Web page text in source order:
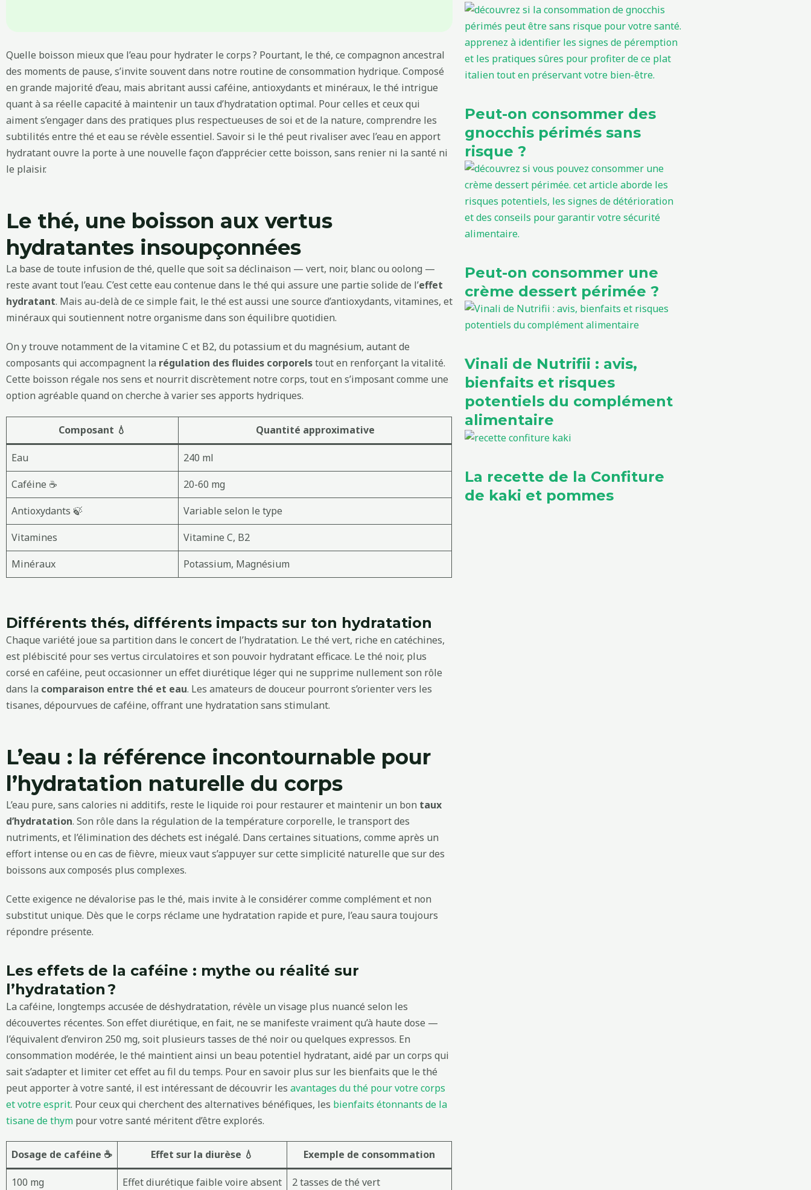
Quelle boisson mieux que l’eau pour hydrater le corps ? Pourtant, le thé, ce compagnon ancestral
des moments de pause, s’invite souvent dans notre routine de consommation hydrique. Composé
en grande majorité d’eau, mais abritant aussi caféine, antioxydants et minéraux, le thé intrigue
quant à sa réelle capacité à maintenir un taux d’hydratation optimal. Pour celles et ceux qui
aiment s’engager dans des pratiques plus respectueuses de soi et de la nature, comprendre les
subtilités entre thé et eau se révèle essentiel. Savoir si le thé peut rivaliser avec l’eau en apport
hydratant ouvre la porte à une nouvelle façon d’apprécier cette boisson, sans renier ni la santé ni
le plaisir.
Le thé, une boisson aux vertus
hydratantes insoupçonnées
La base de toute infusion de thé, quelle que soit sa déclinaison — vert, noir, blanc ou oolong —
reste avant tout l’eau. C’est cette eau contenue dans le thé qui assure une partie solide de l’effet
hydratant. Mais au-delà de ce simple fait, le thé est aussi une source d’antioxydants, vitamines, et
minéraux qui soutiennent notre organisme dans son équilibre quotidien.
On y trouve notamment de la vitamine C et B2, du potassium et du magnésium, autant de
composants qui accompagnent la régulation des fluides corporelstout en renforçant la vitalité.
Cette boisson régale nos sens et nourrit discrètement notre corps, tout en s’imposant comme une
option agréable quand on cherche à varier ses apports hydriques.
Composant 💧 Quantité approximative
Eau
240 ml
Caféine ☕
20-60 mg
Antioxydants 🍃
Variable selon le type
Vitamines
Vitamine C, B2
Minéraux
Potassium, Magnésium
Différents thés, différents impacts sur ton hydratation
Chaque variété joue sa partition dans le concert de l’hydratation. Le thé vert, riche en catéchines,
est plébiscité pour ses vertus circulatoires et son pouvoir hydratant efficace. Le thé noir, plus
corsé en caféine, peut occasionner un effet diurétique léger qui ne supprime nullement son rôle
dans la comparaison entre thé et eau. Les amateurs de douceur pourront s’orienter vers les
tisanes, dépourvues de caféine, offrant une hydratation sans stimulant.
L’eau : la référence incontournable pour
l’hydratation naturelle du corps
L’eau pure, sans calories ni additifs, reste le liquide roi pour restaurer et maintenir un bon taux
d’hydratation. Son rôle dans la régulation de la température corporelle, le transport des
nutriments, et l’élimination des déchets est inégalé. Dans certaines situations, comme après un
effort intense ou en cas de fièvre, mieux vaut s’appuyer sur cette simplicité naturelle que sur des
boissons aux composés plus complexes.
Cette exigence ne dévalorise pas le thé, mais invite à le considérer comme complément et non
substitut unique. Dès que le corps réclame une hydratation rapide et pure, l’eau saura toujours
répondre présente.
Les effets de la caféine : mythe ou réalité sur
l’hydratation ?
La caféine, longtemps accusée de déshydratation, révèle un visage plus nuancé selon les
découvertes récentes. Son effet diurétique, en fait, ne se manifeste vraiment qu’à haute dose —
l’équivalent d’environ 250 mg, soit plusieurs tasses de thé noir ou quelques expressos. En
consommation modérée, le thé maintient ainsi un beau potentiel hydratant, aidé par un corps qui
sait s’adapter et limiter cet effet au fil du temps. Pour en savoir plus sur les bienfaits que le thé
peut apporter à votre santé, il est intéressant de découvrir les avantages du thé pour votre corps
et votre esprit. Pour ceux qui cherchent des alternatives bénéfiques, les bienfaits étonnants de la
tisane de thym pour votre santé méritent d’être explorés.
Dosage de caféine ☕ Effet sur la diurèse 💧 Exemple de consommation
100 mg Effet diurétique faible voire absent 2 tasses de thé vert
Peut-on consommer des
gnocchis périmés sans
risque ?
Peut-on consommer une
crème dessert périmée ?
Vinali de Nutrifii : avis,
bienfaits et risques
potentiels du complément
alimentaire
La recette de la Confiture
de kaki et pommes